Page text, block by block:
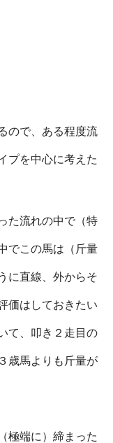
ので、ある程度流
プを中心に考えた
た流れの中で（特
でこの馬は（斤量
に直線、外からそ
価はしておきたい
て、叩き２走目の
歳馬よりも斤量が
極端に）締まった